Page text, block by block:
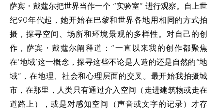
萨宾・戴蔻尔把世界当作一个 “实验室” 进行观察。自上世
纪90年代起，她开始在巴黎和世界各地用相同的方式拍
摄，探寻空间、场所和环境景观的多样性。对自己的创
作，萨宾・戴蔻尔阐释道：“一直以来我的创作都聚焦
在‘地域’这一概念，探寻这些不论是人造的还是自然的“地
域”，在地理、社会和心理层面的交叉。最开始我拍摄城
市，在那里，人类只有通过介入空间（走进建筑物或走在
道路上），或是对感知空间（声音或文字的记录）才存